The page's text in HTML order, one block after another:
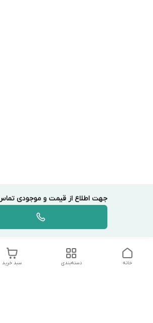
جهت اطلاع از قیمت و موجودی
سبد خرید دسته‌بندی خانه